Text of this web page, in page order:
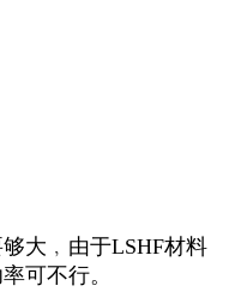
大﹐由于LSHF材料
可不行。